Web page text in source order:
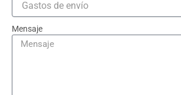
Mensaje